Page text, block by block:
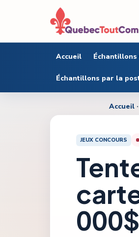
Accueil
Échantillons par la
Accueil
JEUX CONCOURS
000$